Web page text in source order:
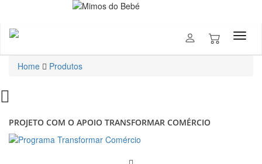
Home Produtos
PROJETO COM O APOIO TRANSFORMAR COMÉRCIO